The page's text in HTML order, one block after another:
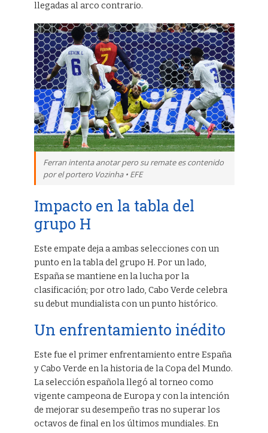
llegadas al arco contrario.
Ferran intenta anotar pero su remate es contenido
por el portero Vozinha • EFE
Impacto en la tabla del
grupo H
Este empate deja a ambas selecciones con un
punto en la tabla del grupo H. Por un lado,
España se mantiene en la lucha por la
clasificación; por otro lado, Cabo Verde celebra
su debut mundialista con un punto histórico.
Un enfrentamiento inédito
Este fue el primer enfrentamiento entre España
y Cabo Verde en la historia de la Copa del Mundo.
La selección española llegó al torneo como
vigente campeona de Europa y con la intención
de mejorar su desempeño tras no superar los
octavos de final en los últimos mundiales. En